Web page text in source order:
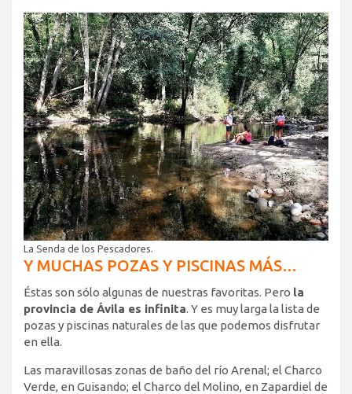
La Senda de los Pescadores.
Y MUCHAS POZAS Y PISCINAS MÁS…
Éstas son sólo algunas de nuestras favoritas. Pero la
provincia de Ávila es infinita. Y es muy larga la lista de
pozas y piscinas naturales de las que podemos disfrutar
en ella.
Las maravillosas zonas de baño del río Arenal; el Charco
Verde, en Guisando; el Charco del Molino, en Zapardiel de